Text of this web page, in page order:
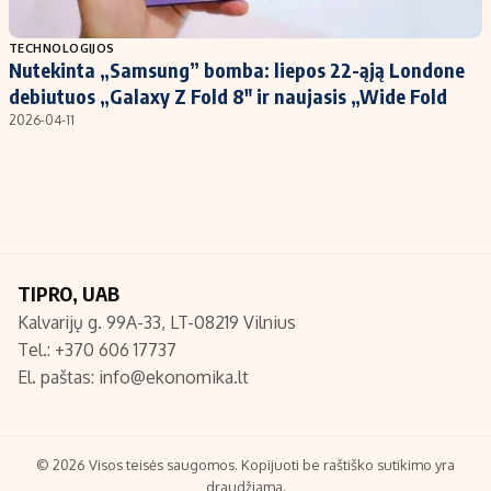
Populiarios temos
Investavimas
Akcijų rinka
Titulinis
Nedarbo išmokos skaičiuoklė
Redakcija
Turinio žymėjimo taisyklės
TECHNOLOGIJOS
Nutekinta „Samsung” bomba: liepos 22-ąją Londone
debiutuos „Galaxy Z Fold 8″ ir naujasis „Wide Fold
2026-04-11
TIPRO, UAB
Kalvarijų g. 99A-33, LT-08219 Vilnius
Tel.: +370 606 17737
El. paštas: info@ekonomika.lt
© 2026 Visos teisės saugomos. Kopijuoti be raštiško sutikimo yra
draudžiama.